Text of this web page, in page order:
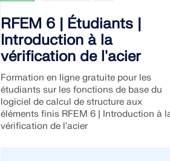
RFEM 6 | Étudiants |
Introduction à la
vérification de l'acier
Formation en ligne gratuite pour les
étudiants sur les fonctions de base du
logiciel de calcul de structure aux
éléments finis RFEM 6 | Introduction à
vérification de l'acier